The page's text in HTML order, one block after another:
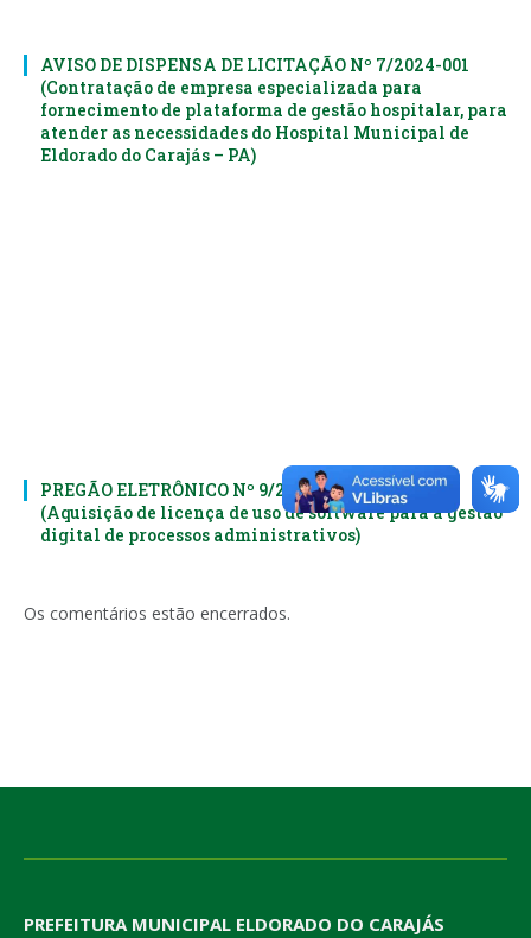
AVISO DE DISPENSA DE LICITAÇÃO Nº 7/2024-001
(Contratação de empresa especializada para
fornecimento de plataforma de gestão hospitalar, para
atender as necessidades do Hospital Municipal de
Eldorado do Carajás – PA)
PREGÃO ELETRÔNICO Nº 9/2023-042-PMEC
(Aquisição de licença de uso de software para a gestão
digital de processos administrativos)
Os comentários estão encerrados.
PREFEITURA MUNICIPAL ELDORADO DO CARAJÁS